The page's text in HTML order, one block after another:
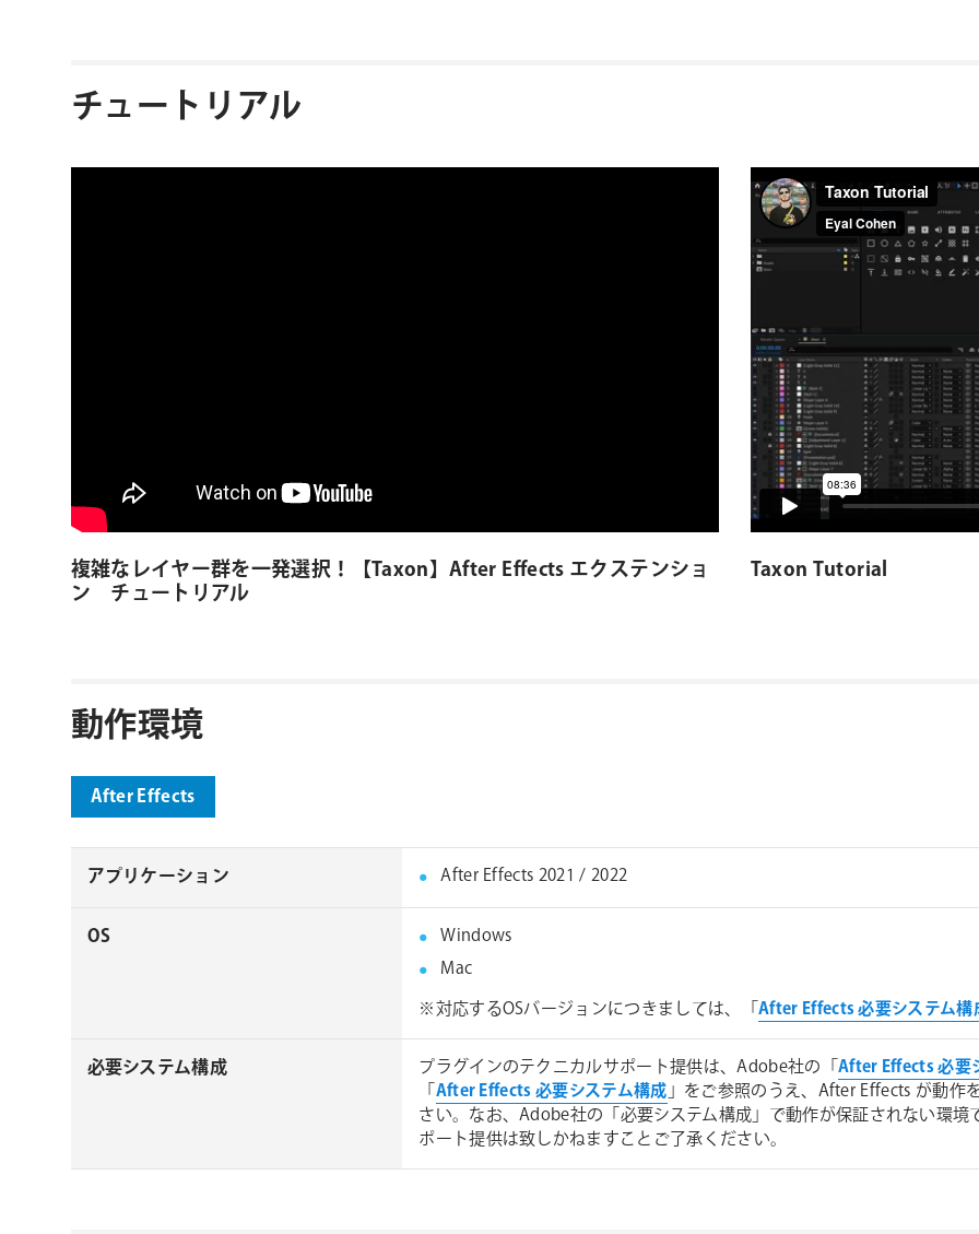
チュートリアル
複雑なレイヤー群を一発選択！【Taxon】After Effects エクステンショ
ン チュートリアル
Taxon Tutorial
動作環境
After Effects
アプリケーション After Effects 2021 / 2022
OS
Windows
Mac
※対応するOSバージョンにつきましては、「After Effects 必要システム構
必要システム構成 プラグインのテクニカルサポート提供は、Adobe社の「After Effects 必要
「 After Effects 必要システム構成 」をご参照のうえ、After Effects が動作
さい。なお、Adobe社の「必要システム構成」で動作が保証されない環
ポート提供は致しかねますことご了承ください。